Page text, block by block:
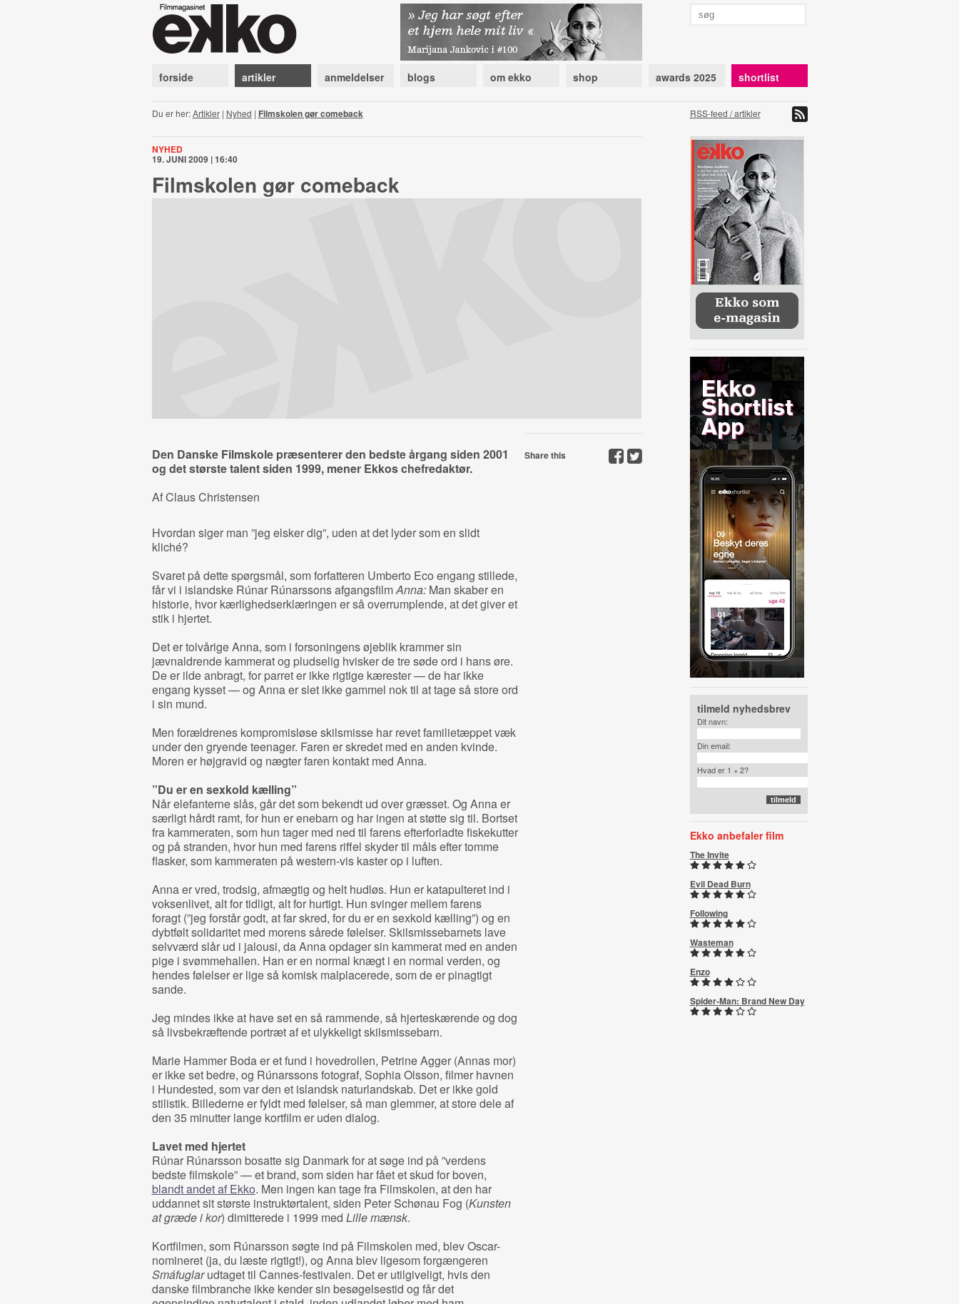
forside artikler anmeldelser blogs om ekko shop awards 2025 shortlist
Du er her:Artikler| Nyhed | Filmskolen gør comeback RSS-feed / artikler
NYHED
19. JUNI 2009 | 16:40
Filmskolen gør comeback
Den Danske Filmskole præsenterer den bedste årgang siden 2001
og det største talent siden 1999, mener Ekkos chefredaktør.
Af Claus Christensen
Hvordan siger man ”jeg elsker dig”, uden at det lyder som en slidt
kliché?
Svaret på dette spørgsmål, som forfatteren Umberto Eco engang stillede,
får vi i islandske Rúnar Rúnarssons afgangsfilmAnna:Man skaber en
historie, hvor kærlighedserklæringen er så overrumplende, at det giver et
stik i hjertet.
Det er tolvårige Anna, som i forsoningens øjeblik krammer sin
jævnaldrende kammerat og pludselig hvisker de tre søde ord i hans øre.
De er ilde anbragt, for parret er ikke rigtige kærester — de har ikke
engang kysset — og Anna er slet ikke gammel nok til at tage så store ord
i sin mund.
Men forældrenes kompromisløse skilsmisse har revet familietæppet væk
under den gryende teenager. Faren er skredet med en anden kvinde.
Moren er højgravid og nægter faren kontakt med Anna.
”Du er en sexkold kælling”
Når elefanterne slås, går det som bekendt ud over græsset. Og Anna er
særligt hårdt ramt, for hun er enebarn og har ingen at støtte sig til. Bortset
fra kammeraten, som hun tager med ned til farens efterforladte fiskekutter
og på stranden, hvor hun med farens riffel skyder til måls efter tomme
flasker, som kammeraten på western-vis kaster op i luften.
Anna er vred, trodsig, afmægtig og helt hudløs. Hun er katapulteret ind i
voksenlivet, alt for tidligt, alt for hurtigt. Hun svinger mellem farens
foragt (”jeg forstår godt, at far skred, for du er en sexkold kælling”) og en
dybtfølt solidaritet med morens sårede følelser. Skilsmissebarnets lave
selvværd slår ud i jalousi, da Anna opdager sin kammerat med en anden
pige i svømmehallen. Han er en normal knægt i en normal verden, og
hendes følelser er lige så komisk malplacerede, som de er pinagtigt
sande.
Jeg mindes ikke at have set en så rammende, så hjerteskærende og dog
så livsbekræftende portræt af et ulykkeligt skilsmissebarn.
Marie Hammer Boda er et fund i hovedrollen, Petrine Agger (Annas mor)
er ikke set bedre, og Rúnarssons fotograf, Sophia Olsson, filmer havnen
i Hundested, som var den et islandsk naturlandskab. Det er ikke gold
stilistik. Billederne er fyldt med følelser, så man glemmer, at store dele af
den 35 minutter lange kortfilm er uden dialog.
Lavet med hjertet
Rúnar Rúnarsson bosatte sig Danmark for at søge ind på ”verdens
bedste filmskole” — et brand, som siden har fået et skud for boven,
blandt andet af Ekko. Men ingen kan tage fra Filmskolen, at den har
uddannet sit største instruktørtalent, siden Peter Schønau Fog (Kunsten
at græde i kor) dimitterede i 1999 med Lille mænsk.
Kortfilmen, som Rúnarsson søgte ind på Filmskolen med, blev Oscar-
nomineret (ja, du læste rigtigt!), og Anna blev ligesom forgængeren
Smáfuglarudtaget til Cannes-festivalen. Det er utilgiveligt, hvis den
danske filmbranche ikke kender sin besøgelsestid og får det
Share this
tilmeld nyhedsbrev
Dit navn:
Din email:
Hvad er 1 + 2?
Ekko anbefaler film
The Invite
Evil Dead Burn
Following
Wasteman
Enzo
Spider-Man: Brand New Day